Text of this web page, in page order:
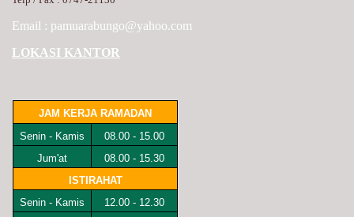
Email : pamuarabungo@yahoo.com
LOKASI KANTOR
JAM KERJA RAMADAN
Senin - Kamis
08.00 - 15.00
Jum'at
08.00 - 15.30
ISTIRAHAT
Senin - Kamis
12.00 - 12.30